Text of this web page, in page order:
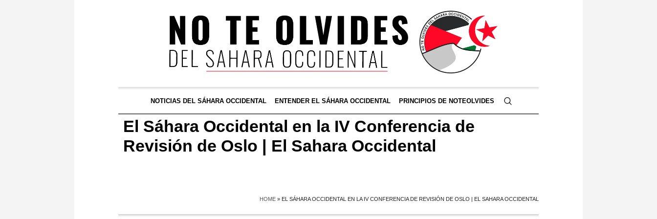
NOTICIAS DEL SÁHARA OCCIDENTAL ENTENDER EL SÁHARA OCCIDENTAL PRINCIPIOS DE NOTEOLVIDES
El Sáhara Occidental en la IV Conferencia de
Revisión de Oslo | El Sahara Occidental
HOME » EL SÁHARA OCCIDENTAL EN LA IV CONFERENCIA DE REVISIÓN DE OSLO | EL SAHARA OCCIDENTAL